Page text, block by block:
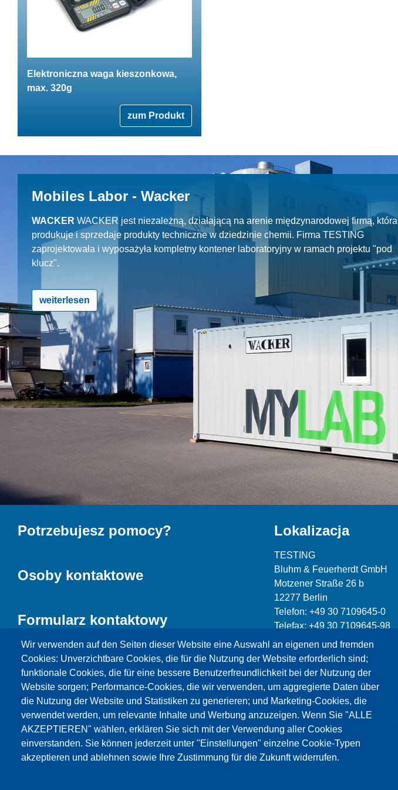
Elektroniczna waga kieszonkowa,
max. 320g
zum Produkt
Mobiles Labor - Wacker
WACKER WACKER jest niezależną, działającą na arenie międzynarodowej firmą, która
produkuje i sprzedaje produkty techniczne w dziedzinie chemii. Firma TESTING
zaprojektowała i wyposażyła kompletny kontener laboratoryjny w ramach projektu "pod
klucz".
weiterlesen
Wir verwenden auf den Seiten dieser Website eine Auswahl an eigenen und fremden
Cookies: Unverzichtbare Cookies, die für die Nutzung der Website erforderlich sind;
funktionale Cookies, die für eine bessere Benutzerfreundlichkeit bei der Nutzung der
Website sorgen; Performance-Cookies, die wir verwenden, um aggregierte Daten über
die Nutzung der Website und Statistiken zu generieren; und Marketing-Cookies, die
verwendet werden, um relevante Inhalte und Werbung anzuzeigen. Wenn Sie "ALLE
AKZEPTIEREN" wählen, erklären Sie sich mit der Verwendung aller Cookies
einverstanden. Sie können jederzeit unter "Einstellungen" einzelne Cookie-Typen
akzeptieren und ablehnen sowie Ihre Zustimmung für die Zukunft widerrufen.
Potrzebujesz pomocy?
Osoby kontaktowe
Formularz kontaktowy
Lokalizacja
TESTING
Bluhm & Feuerherdt GmbH
Motzener Straße 26 b
12277 Berlin
Telefon: +49 30 7109645-0
Telefax: +49 30 7109645-98
info@testing.de
Aktualności Serwis